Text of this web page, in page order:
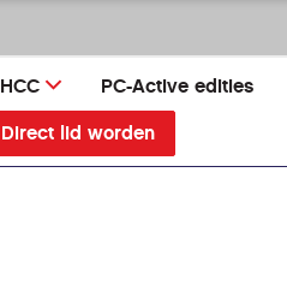
HCC PC-Active edities
Direct lid worden